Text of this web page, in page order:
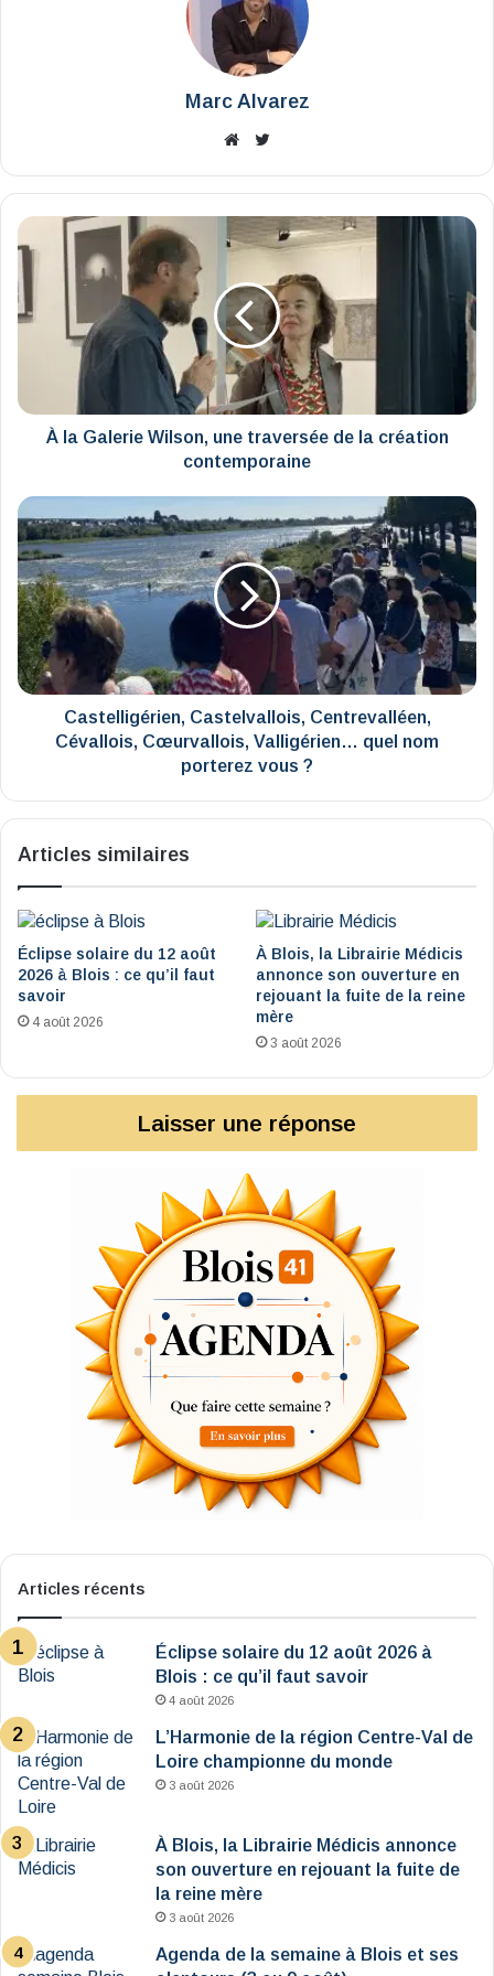
Marc Alvarez
Website
À
la
Galerie
Wilson,
une
traversée
création
contemporaine
À la Galerie Wilson, une traversée de la création
contemporaine
Castelligérien,
Castelvallois,
Centrevalléen,
Cévallois,
Cœurvallois,
Valligérien…
quel
nom
porterez
Castelligérien, Castelvallois, Centrevalléen,
Cévallois, Cœurvallois, Valligérien… quel nom
porterez vous ?
Articles similaires
Éclipse solaire du 12 août
2026 à Blois : ce qu’il faut
savoir
4 août 2026
À Blois, la Librairie Médicis
annonce son ouverture en
rejouant la fuite de la reine
mère
3 août 2026
Laisser une réponse
Articles récents
Éclipse solaire du 12 août 2026 à
Blois : ce qu’il faut savoir
4 août 2026
L’Harmonie de la région Centre-Val de
Loire championne du monde
3 août 2026
À Blois, la Librairie Médicis annonce
son ouverture en rejouant la fuite de
la reine mère
3 août 2026
Agenda de la semaine à Blois et ses